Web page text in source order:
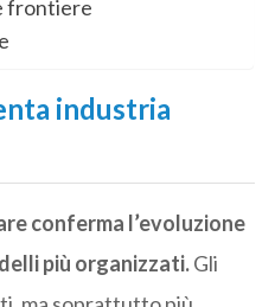
frontiere
industria
conferma l’evoluzione
più organizzati.Gli